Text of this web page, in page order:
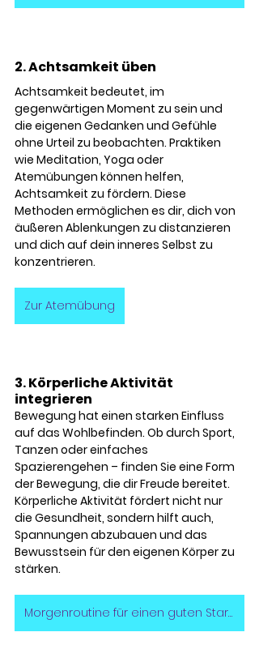
2. Achtsamkeit üben
Achtsamkeit bedeutet, im
gegenwärtigen Moment zu sein und
die eigenen Gedanken und Gefühle
ohne Urteil zu beobachten. Praktiken
wie Meditation, Yoga oder
Atemübungen können helfen,
Achtsamkeit zu fördern. Diese
Methoden ermöglichen es dir, dich von
äußeren Ablenkungen zu distanzieren
und dich auf dein inneres Selbst zu
konzentrieren.
Zur Atemübung
3. Körperliche Aktivität
integrieren
Bewegung hat einen starken Einfluss
auf das Wohlbefinden. Ob durch Sport,
Tanzen oder einfaches
Spazierengehen – finden Sie eine Form
der Bewegung, die dir Freude bereitet.
Körperliche Aktivität fördert nicht nur
die Gesundheit, sondern hilft auch,
Spannungen abzubauen und das
Bewusstsein für den eigenen Körper zu
stärken.
Morgenroutine für einen guten Start in den Tag